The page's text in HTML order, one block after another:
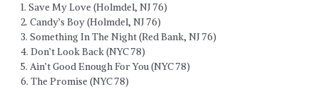
1. Save My Love (Holmdel, NJ 76)
2. Candy’s Boy (Holmdel, NJ 76)
3. Something In The Night (Red Bank, NJ 76)
4. Don’t Look Back (NYC 78)
5. Ain’t Good Enough For You (NYC 78)
6. The Promise (NYC 78)